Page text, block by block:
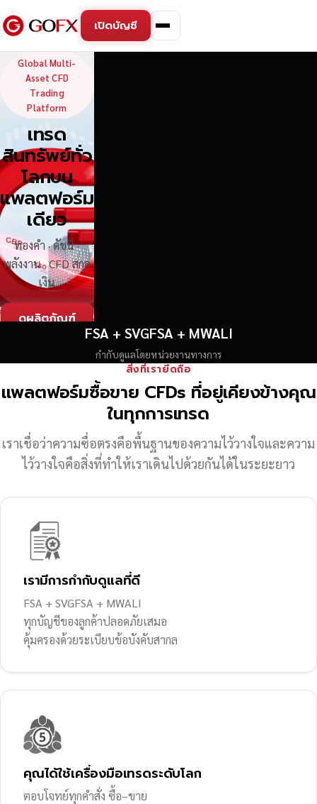
เปิดบัญชี
GoFX — Global Multi-
Global Multi-
Asset CFD
Trading
Platform
เทรด
สินทรัพย์ทั่ว
โลกบน
แพลตฟอร์ม
เดียว
ทองคำ · ดัชนี ·
พลังงาน · CFD สกุล
เงิน
ดูผลิตภัณฑ์
FSA + SVGFSA + MWALI
กำกับดูแลโดยหน่วยงานทางการ
สิ่งที่เรายึดถือ
แพลตฟอร์มซื้อขาย CFDs ที่อยู่เคียงข้างคุณ
ในทุกการเทรด
เราเชื่อว่าความซื่อตรงคือพื้นฐานของความไว้วางใจและความ
ไว้วางใจคือสิ่งที่ทำให้เราเดินไปด้วยกันได้ในระยะยาว
เรามีการกำกับดูแลที่ดี
FSA + SVGFSA + MWALI
ทุกบัญชีของลูกค้าปลอดภัยเสมอ
คุ้มครองด้วยระเบียบข้อบังคับสากล
คุณได้ใช้เครื่องมือเทรดระดับโลก
ตอบโจทย์ทุกคำสั่ง ซื้อ–ขาย